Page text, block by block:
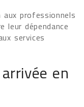
professionnels
leur dépendance
services
en